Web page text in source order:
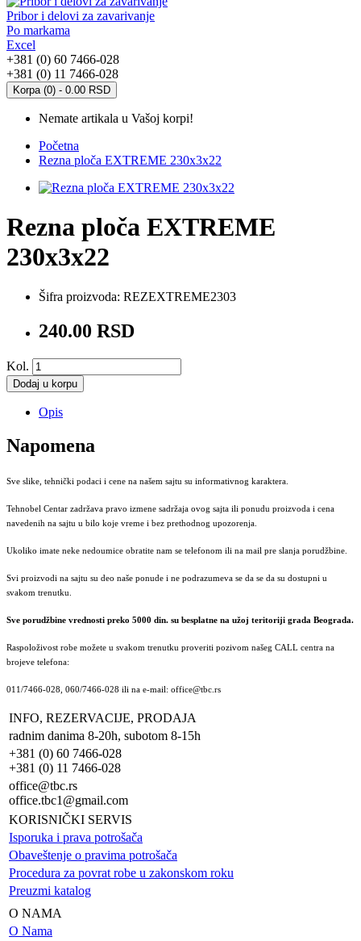
Pribor i delovi za zavarivanje
Po markama
Excel
+381 (0) 60 7466-028
+381 (0) 11 7466-028
Korpa (0) - 0.00 RSD
Nemate artikala u Vašoj korpi!
Početna
Rezna ploča EXTREME 230x3x22
Rezna ploča EXTREME
230x3x22
Šifra proizvoda: REZEXTREME2303
240.00 RSD
Kol.
Dodaj u korpu
Opis
Napomena
Sve slike, tehnički podaci i cene na našem sajtu su informativnog karaktera.
Tehnobel Centar zadržava pravo izmene sadržaja ovog sajta ili ponudu proizvoda i cena
navedenih na sajtu u bilo koje vreme i bez prethodnog upozorenja.
Ukoliko imate neke nedoumice obratite nam se telefonom ili na mail pre slanja porudžbine.
Svi proizvodi na sajtu su deo naše ponude i ne podrazumeva se da se da su dostupni u
svakom trenutku.
Sve porudžbine vrednosti preko 5000 din. su besplatne na užoj teritoriji grada Beograda.
Raspoloživost robe možete u svakom trenutku proveriti pozivom našeg CALL centra na
brojeve telefona:
011/7466-028, 060/7466-028 ili na e-mail: office@tbc.rs
INFO, REZERVACIJE, PRODAJA
radnim danima 8-20h, subotom 8-15h
+381 (0) 60 7466-028
+381 (0) 11 7466-028
office@tbc.rs
office.tbc1@gmail.com
KORISNIČKI SERVIS
Isporuka i prava potrošača
Obaveštenje o pravima potrošača
Procedura za povrat robe u zakonskom roku
Preuzmi katalog
O NAMA
O Nama